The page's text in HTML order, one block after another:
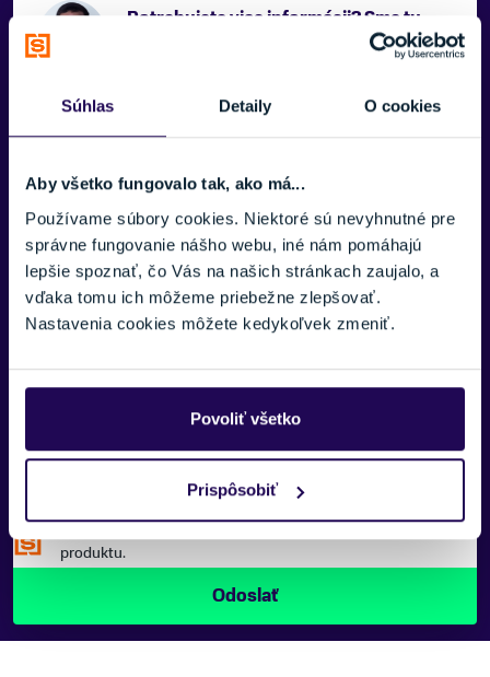
Súhlas Detaily O cookies
Aby všetko fungovalo tak, ako má...
Používame súbory cookies. Niektoré sú nevyhnutné pre
správne fungovanie nášho webu, iné nám pomáhajú
lepšie spoznať, čo Vás na našich stránkach zaujalo, a
vďaka tomu ich môžeme priebežne zlepšovať.
Nastavenia cookies môžete kedykoľvek zmeniť.
Povoliť všetko
Prispôsobiť
Zobraziť viac
Potrebujete viac informácii? Sme tu
E-MAIL:
TELEFÓNNE ČÍSLO:
produktu.